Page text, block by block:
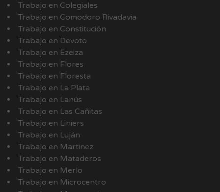
Trabajo en Colegiales
Trabajo en Comodoro Rivadavia
Trabajo en Constitución
Trabajo en Devoto
Trabajo en Ezeiza
Trabajo en Flores
Trabajo en Floresta
Trabajo en La Plata
Trabajo en Lanús
Trabajo en Las Cañitas
Trabajo en Liniers
Trabajo en Luján
Trabajo en Martinez
Trabajo en Mataderos
Trabajo en Merlo
Trabajo en Microcentro